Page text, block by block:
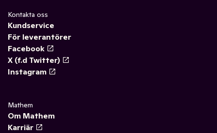
Kontakta oss
Kundservice
För leverantörer
Facebook
X (f.d Twitter)
Instagram
Mathem
Om Mathem
Karriär